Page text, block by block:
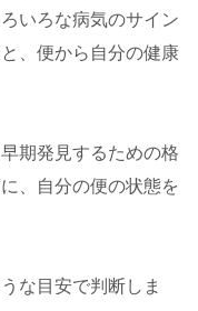
いろな病気のサイン
、便から自分の健康
期発見するための格
、自分の便の状態を
な目安で判断しま